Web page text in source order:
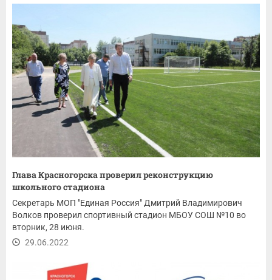
Глава Красногорска проверил реконструкцию
школьного стадиона
Секретарь МОП "Единая Россия" Дмитрий Владимирович
Волков проверил спортивный стадион МБОУ СОШ №10 во
вторник, 28 июня.
29.06.2022